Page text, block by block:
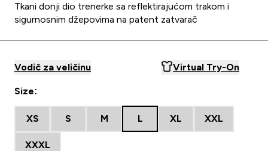
Tkani donji dio trenerke sa reflektirajućom trakom i
sigurnosnim džepovima na patent zatvarač
Vodič za veličinu Virtual Try-On
Size:
XS S M L XL XXL
XXXL